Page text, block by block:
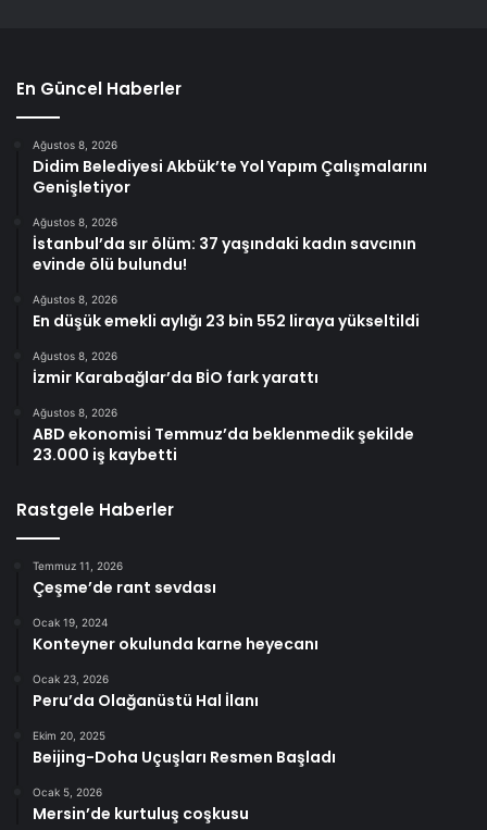
En Güncel Haberler
Ağustos 8, 2026
Didim Belediyesi Akbük’te Yol Yapım Çalışmalarını
Genişletiyor
Ağustos 8, 2026
İstanbul’da sır ölüm: 37 yaşındaki kadın savcının
evinde ölü bulundu!
Ağustos 8, 2026
En düşük emekli aylığı 23 bin 552 liraya yükseltildi
Ağustos 8, 2026
İzmir Karabağlar’da BİO fark yarattı
Ağustos 8, 2026
ABD ekonomisi Temmuz’da beklenmedik şekilde
23.000 iş kaybetti
Rastgele Haberler
Temmuz 11, 2026
Çeşme’de rant sevdası
Ocak 19, 2024
Konteyner okulunda karne heyecanı
Ocak 23, 2026
Peru’da Olağanüstü Hal İlanı
Ekim 20, 2025
Beijing-Doha Uçuşları Resmen Başladı
Ocak 5, 2026
Mersin’de kurtuluş coşkusu